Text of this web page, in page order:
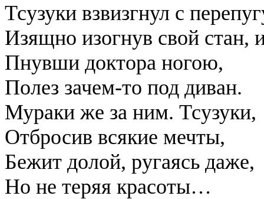
Тсузуки взвизгнул с
Изящно изогнув свой стан,
Пнувши доктора ногою,
Полез зачем-то под диван.
Мураки же за ним. Тсузуки,
Отбросив всякие мечты,
Бежит долой, ругаясь даже,
Но не теряя красоты…